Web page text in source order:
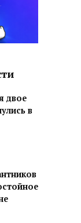
двое
в